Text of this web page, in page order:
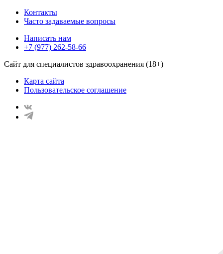
Контакты
Часто задаваемые вопросы
Написать нам
+7 (977) 262-58-66
Сайт для специалистов здравоохранения (18+)
Карта сайта
Пользовательское соглашение